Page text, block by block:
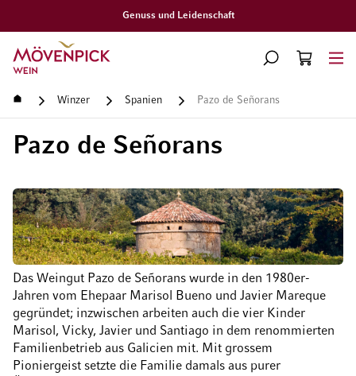
Gratislieferung ab CHF 300.–
Zur Startseite
SUCHE
WARENKORB
Startseite Winzer Spanien Pazo de Señorans
Pazo de Señorans
Das Weingut Pazo de Señorans wurde in den 1980er-
Jahren vom Ehepaar Marisol Bueno und Javier Mareque
gegründet; inzwischen arbeiten auch die vier Kinder
Marisol, Vicky, Javier und Santiago in dem renommierten
Familienbetrieb aus Galicien mit. Mit grossem
Pioniergeist setzte die Familie damals aus purer